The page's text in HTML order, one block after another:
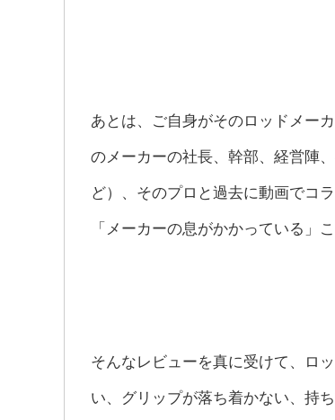
あとは、ご自身がそのロッドメー
のメーカーの社長、幹部、経営陣
ど）、そのプロと過去に動画でコ
「メーカーの息がかかっている」
そんなレビューを真に受けて、ロ
い、グリップが落ち着かない、持